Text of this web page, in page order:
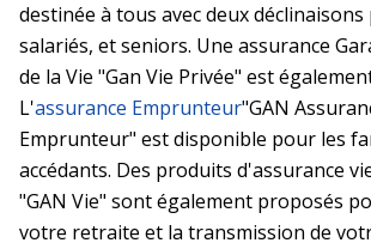
destinée à tous avec deux
salariés, et seniors. Une assurance
de la Vie "Gan Vie Privée" est
L'assurance Emprunteur"GAN
Emprunteur" est disponible pour les
accédants. Des produits d'assurance
"GAN Vie" sont également proposés
votre retraite et la transmission de